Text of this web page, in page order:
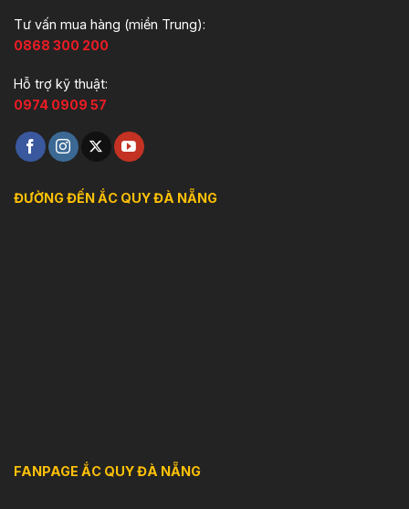
Tư vấn mua hàng (miền Trung):
0868 300 200
Hỗ trợ kỹ thuật:
0974 0909 57
ĐƯỜNG ĐẾN ẮC QUY ĐÀ NẴNG
FANPAGE ẮC QUY ĐÀ NẴNG